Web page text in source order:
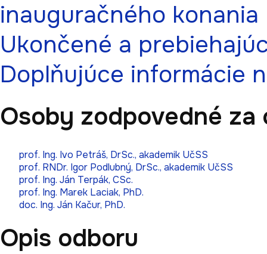
inauguračného konania
Ukončené a
Doplňujúce informácie
Osoby zodpovedné za
prof. Ing. Ivo Petráš, DrSc., akademik UčSS
prof. RNDr. Igor Podlubný, DrSc., akademik UčSS
prof. Ing. Ján Terpák, CSc.
prof. Ing. Marek Laciak, PhD.
doc. Ing. Ján Kačur, PhD.
Opis odboru